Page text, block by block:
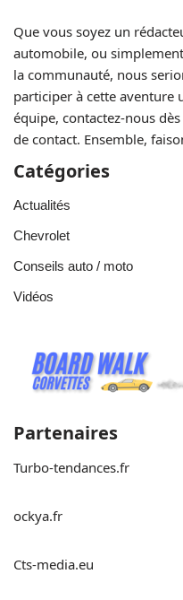
Que vous soyez un
automobile, ou
la communauté, nous
participer à cette aventure
équipe, contactez-nous
de contact. Ensemble,
Catégories
Actualités
Chevrolet
Conseils auto / moto
Vidéos
Partenaires
Turbo-tendances.fr
ockya.fr
Cts-media.eu